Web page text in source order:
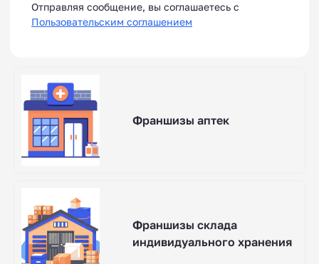
Отправляя сообщение, вы соглашаетесь с
Пользовательским соглашением
Франшизы аптек
Франшизы склада
индивидуального хранения